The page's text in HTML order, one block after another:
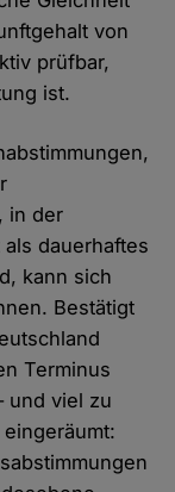
von
prüfbar,
ist.
in der
dauerhaftes
kann sich
Bestätigt
Terminus
und viel zu